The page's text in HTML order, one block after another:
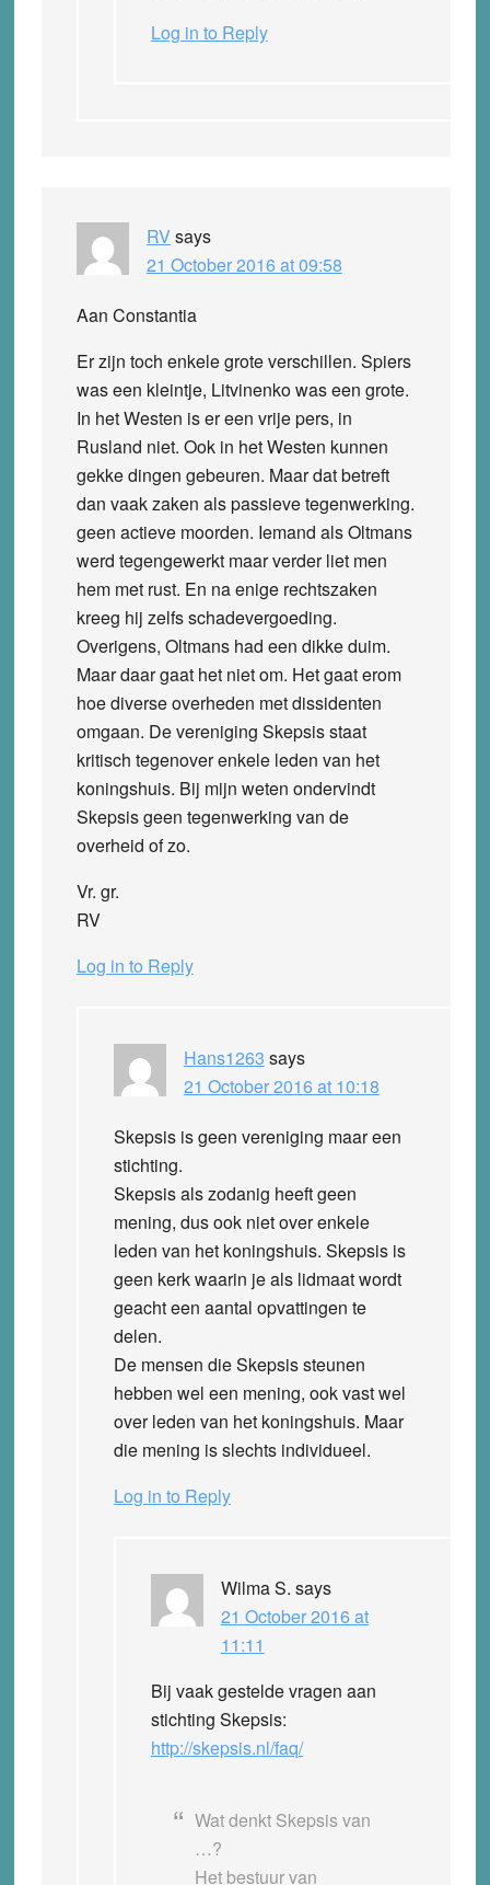
Log in to Reply
RV says
21 October 2016 at 09:58
Aan Constantia
Er zijn toch enkele grote verschillen. Spiers
was een kleintje, Litvinenko was een grote.
In het Westen is er een vrije pers, in
Rusland niet. Ook in het Westen kunnen
gekke dingen gebeuren. Maar dat betreft
dan vaak zaken als passieve tegenwerking.
geen actieve moorden. Iemand als Oltmans
werd tegengewerkt maar verder liet men
hem met rust. En na enige rechtszaken
kreeg hij zelfs schadevergoeding.
Overigens, Oltmans had een dikke duim.
Maar daar gaat het niet om. Het gaat erom
hoe diverse overheden met dissidenten
omgaan. De vereniging Skepsis staat
kritisch tegenover enkele leden van het
koningshuis. Bij mijn weten ondervindt
Skepsis geen tegenwerking van de
overheid of zo.
Vr. gr.
RV
Log in to Reply
Hans1263 says
21 October 2016 at 10:18
Skepsis is geen vereniging maar een
stichting.
Skepsis als zodanig heeft geen
mening, dus ook niet over enkele
leden van het koningshuis. Skepsis is
geen kerk waarin je als lidmaat wordt
geacht een aantal opvattingen te
delen.
De mensen die Skepsis steunen
hebben wel een mening, ook vast wel
over leden van het koningshuis. Maar
die mening is slechts individueel.
Log in to Reply
Wilma S. says
21 October 2016 at
11:11
Bij vaak gestelde vragen aan
stichting Skepsis:
http://skepsis.nl/faq/
Wat denkt Skepsis van
…?
Het bestuur van